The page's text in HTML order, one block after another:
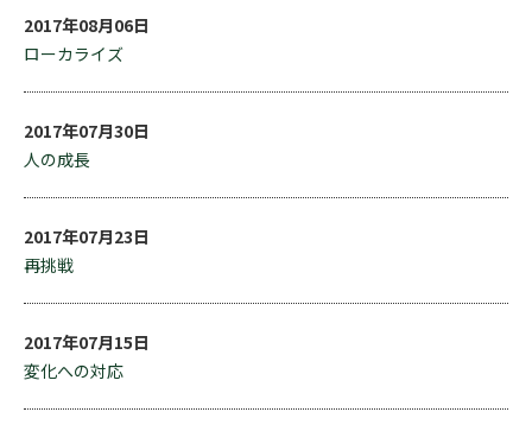
2017年08月06日
ローカライズ
2017年07月30日
人の成長
2017年07月23日
再挑戦
2017年07月15日
変化への対応